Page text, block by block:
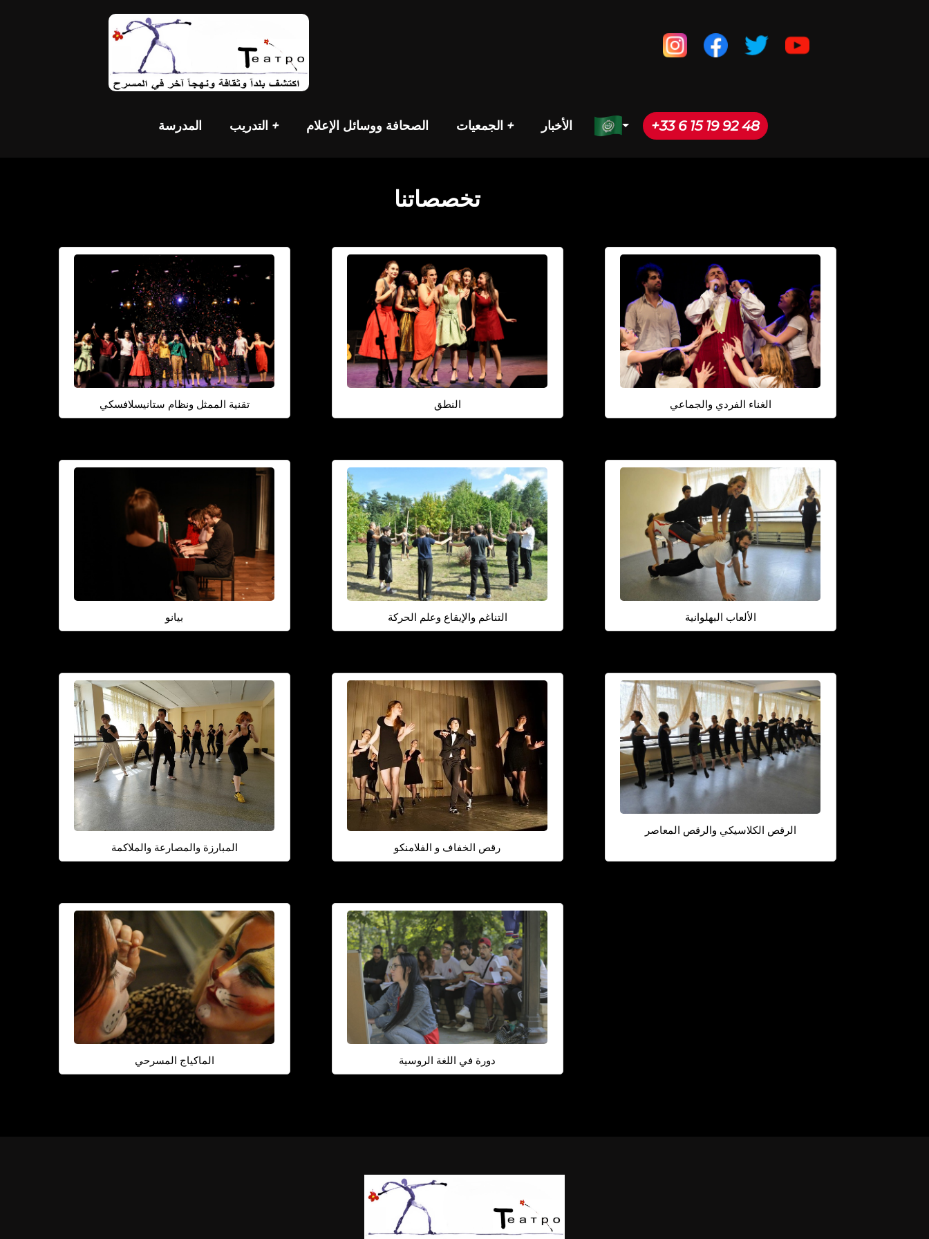
المدرسة التدريب + الصحافة ووسائل الإعلام الجمعيات + الأخبار +33 6 15 19 92 48
تخصصاتنا
تقنية الممثل ونظام ستانيسلافسكي النطق الغناء الفردي والجماعي
بيانو التناغم والإيقاع وعلم الحركة الألعاب البهلوانية
المبارزة والمصارعة والملاكمة رقص الخفاف و الفلامنكو
الرقص الكلاسيكي والرقص المعاصر
الماكياج المسرحي دورة في اللغة الروسية